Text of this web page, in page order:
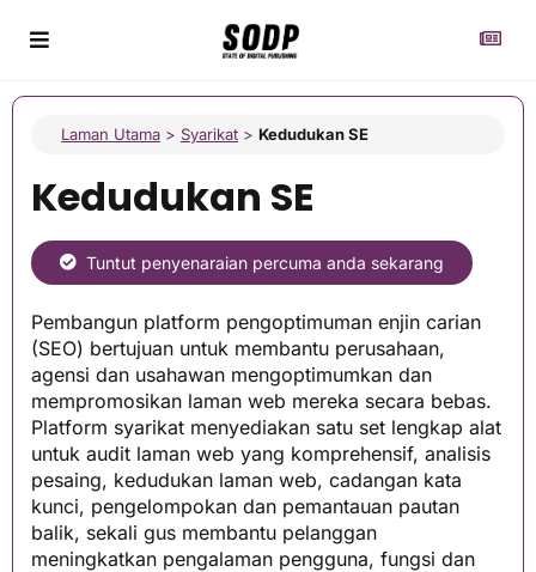
Laman Utama > Syarikat > Kedudukan SE
Kedudukan SE
Tuntut penyenaraian percuma anda sekarang
Pembangun platform pengoptimuman enjin carian
(SEO) bertujuan untuk membantu perusahaan,
agensi dan usahawan mengoptimumkan dan
mempromosikan laman web mereka secara bebas.
Platform syarikat menyediakan satu set lengkap alat
untuk audit laman web yang komprehensif, analisis
pesaing, kedudukan laman web, cadangan kata
kunci, pengelompokan dan pemantauan pautan
balik, sekali gus membantu pelanggan
meningkatkan pengalaman pengguna, fungsi dan